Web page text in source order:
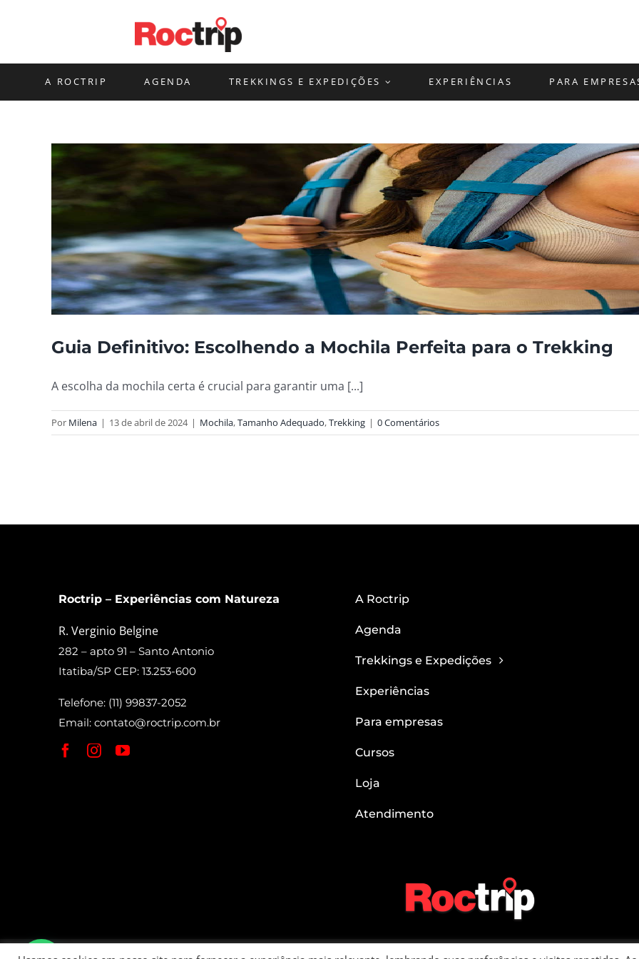
A ROCTRIP AGENDA TREKKINGS E EXPEDIÇÕES EXPERIÊNCIAS PARA
Guia Definitivo: Escolhendo a Mochila Perfeita para o Trekking
A escolha da mochila certa é crucial para garantir uma [...]
Por Milena | 13 de abril de 2024 | Mochila,Tamanho Adequado,Trekking | 0 Comentários
Roctrip – Experiências com Natureza
R. Verginio Belgine
282 – apto 91 – Santo Antonio
Itatiba/SP CEP: 13.253-600
Telefone: (11) 99837-2052
Email: contato@roctrip.com.br
A Roctrip
Agenda
Trekkings e Expedições
Experiências
Para empresas
Cursos
Loja
Atendimento